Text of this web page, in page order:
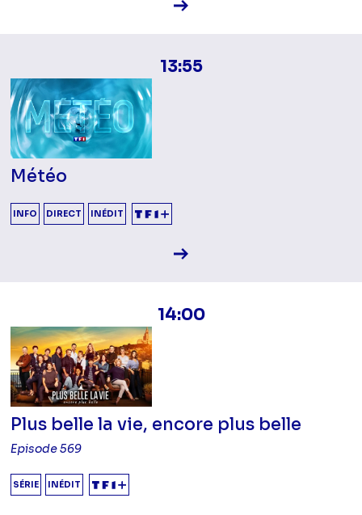
Voir la fiche diffusion
13:55
Météo
INFO DIRECT INÉDIT
Voir la fiche diffusion
14:00
Plus belle la vie, encore plus belle
Episode 569
SÉRIE INÉDIT